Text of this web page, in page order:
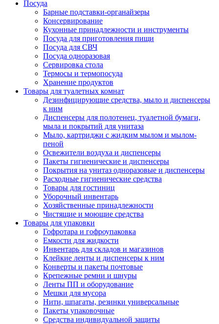
Посуда
Барные подставки-органайзеры
Консервирование
Кухонные принадлежности и инструменты
Посуда для приготовления пищи
Посуда для СВЧ
Посуда одноразовая
Сервировка стола
Термосы и термопосуда
Хранение продуктов
Товары для туалетных комнат
Дезинфицирующие средства, мыло и диспенсеры
к ним
Диспенсеры для полотенец, туалетной бумаги,
мыла и покрытий для унитаза
Мыло, картриджи с жидким мылом и мылом-
пеной
Освежители воздуха и диспенсеры
Пакеты гигиенические и диспенсеры
Покрытия на унитаз одноразовые и диспенсеры
Расходные гигиенические средства
Товары для гостиниц
Уборочный инвентарь
Хозяйственные принадлежности
Чистящие и моющие средства
Товары для упаковки
Гофротара и гофроупаковка
Емкости для жидкости
Инвентарь для складов и магазинов
Клейкие ленты и диспенсеры к ним
Конверты и пакеты почтовые
Крепежные ремни и шнуры
Ленты ПП и оборудование
Мешки для мусора
Нити, шпагаты, резинки универсальные
Пакеты упаковочные
Средства индивидуальной защиты